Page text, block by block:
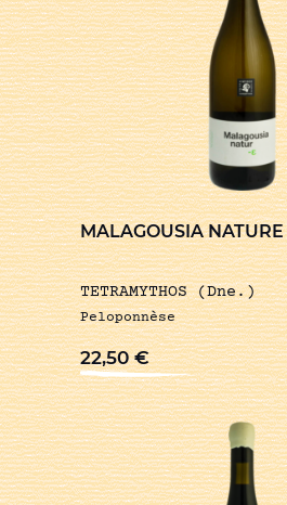
MALAGOUSIA NATURE
TETRAMYTHOS (Dne.)
Peloponnèse
22,50€